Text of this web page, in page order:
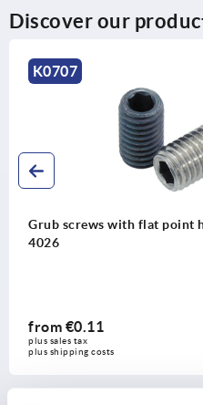
Discover our
K0707
Grub screws with flat point
4026
from €0.11
plus sales tax
plus shipping costs